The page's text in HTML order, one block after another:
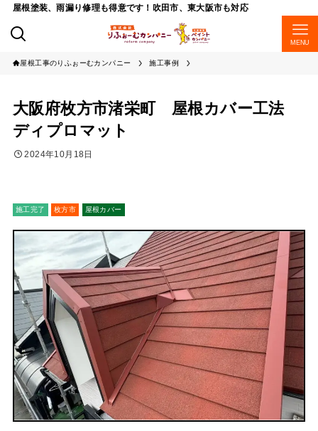
屋根塗装、雨漏り修理も得意です！吹田市、東大阪市も対応
MENU
屋根工事のりふぉーむカンパニー 施工事例
大阪府枚方市渚栄町 屋根カバー工法
ディプロマット
2024年10月18日
施工完了 枚方市 屋根カバー